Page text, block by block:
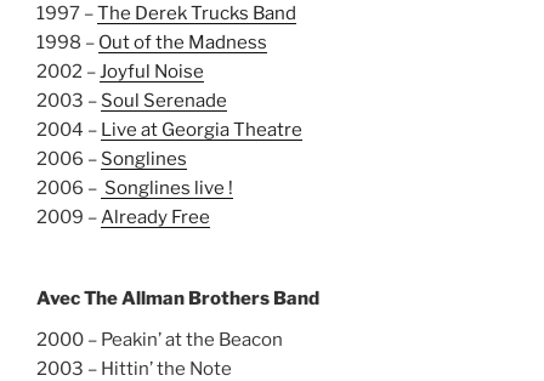
1997 –The Derek Trucks Band
1998 – Out of the Madness
2002 – Joyful Noise
2003 – Soul Serenade
2004 – Live at Georgia Theatre
2006 – Songlines
2006 – Songlines live !
2009 – Already Free
Avec The Allman Brothers Band
2000 – Peakin’ at the Beacon
2003 – Hittin’ the Note